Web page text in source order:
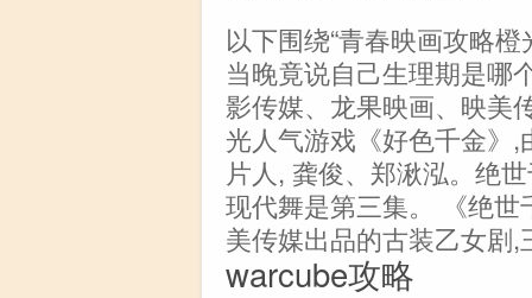
以下围绕“青春映画攻略
当晚竟说自己生理期是哪
影传媒、龙果映画、映美
光人气游戏《好色千金》
片人, 龚俊、郑湫泓。绝
现代舞是第三集。 《绝
美传媒出品的古装乙女剧,
warcube攻略